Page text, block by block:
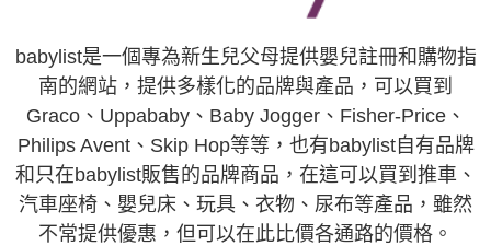
babylist是一個專為新生兒父母提供嬰兒註冊和購物指
南的網站，提供多樣化的品牌與產品，可以買到
Graco、Uppababy、Baby Jogger、Fisher-Price、
Philips Avent、Skip Hop等等，也有babylist自有品牌
和只在babylist販售的品牌商品，在這可以買到推車、
汽車座椅、嬰兒床、玩具、衣物、尿布等產品，雖然
不常提供優惠，但可以在此比價各通路的價格。